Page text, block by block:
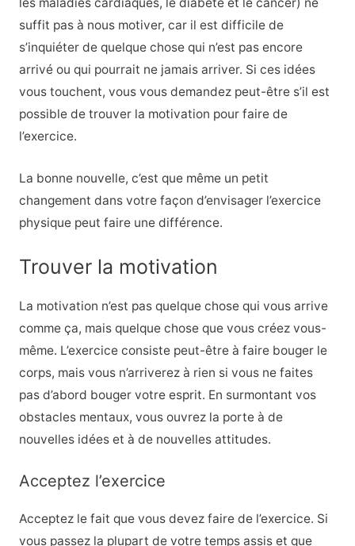
suffit pas à nous motiver, car il est difficile de
s’inquiéter de quelque chose qui n’est pas encore
arrivé ou qui pourrait ne jamais arriver. Si ces idées
vous touchent, vous vous demandez peut-être s’il est
possible de trouver la motivation pour faire de
l’exercice.
La bonne nouvelle, c’est que même un petit
changement dans votre façon d’envisager l’exercice
physique peut faire une différence.
Trouver la motivation
La motivation n’est pas quelque chose qui vous arrive
comme ça, mais quelque chose que vous créez vous-
même. L’exercice consiste peut-être à faire bouger le
corps, mais vous n’arriverez à rien si vous ne faites
pas d’abord bouger votre esprit. En surmontant vos
obstacles mentaux, vous ouvrez la porte à de
nouvelles idées et à de nouvelles attitudes.
Acceptez l’exercice
Acceptez le fait que vous devez faire de l’exercice. Si
vous passez la plupart de votre temps assis et que